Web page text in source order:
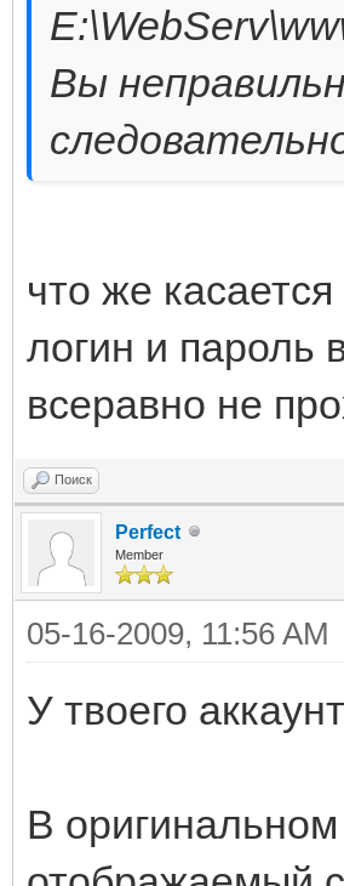
Вы
что же
логин и пароль
всеравно не
Поиск
Perfect
Member
05-16-2009, 11:56 AM
У твоего
В